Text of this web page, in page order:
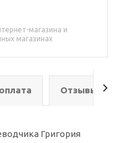
магазина и
магазинах
Отзывы о
Григория